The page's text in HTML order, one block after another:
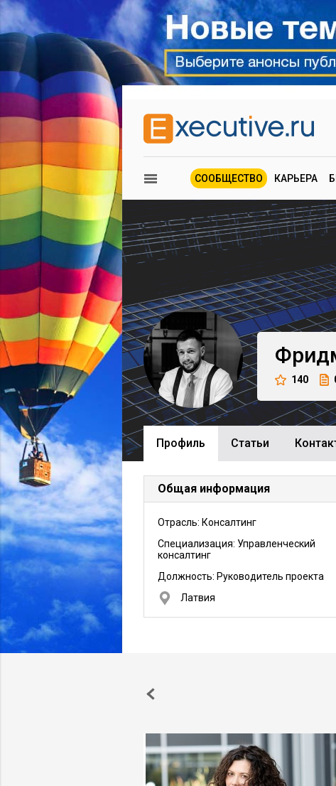
СООБЩЕСТВО КАРЬЕРА
140
Профиль Cтатьи
Общая информация
Отрасль: Консалтинг
Специализация: Управленческий
консалтинг
Должность: Руководитель проекта
Латвия